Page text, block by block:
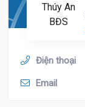
Điện thoại
Email